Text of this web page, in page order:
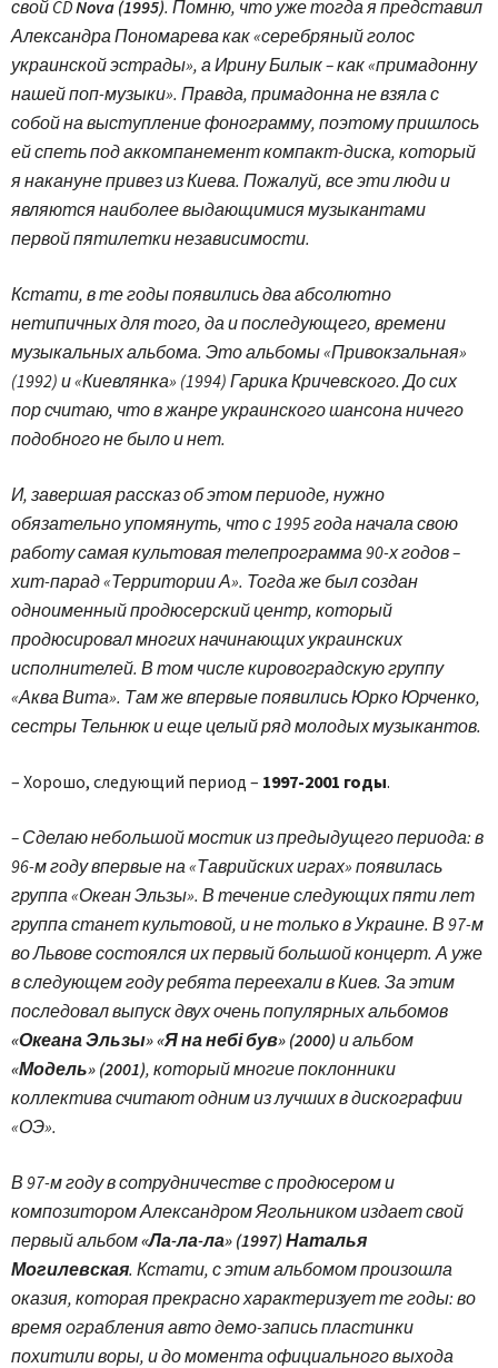
свой CDNova (1995). Помню, что уже тогда я представил
Александра Пономарева как «серебряный голос
украинской эстрады», а Ирину Билык – как «примадонну
нашей поп-музыки». Правда, примадонна не взяла с
собой на выступление фонограмму, поэтому пришлось
ей спеть под аккомпанемент компакт-диска, который
я накануне привез из Киева. Пожалуй, все эти люди и
являются наиболее выдающимися музыкантами
первой пятилетки независимости.
Кстати, в те годы появились два абсолютно
нетипичных для того, да и последующего, времени
музыкальных альбома. Это альбомы «Привокзальная»
(1992) и «Киевлянка» (1994) Гарика Кричевского. До сих
пор считаю, что в жанре украинского шансона ничего
подобного не было и нет.
И, завершая рассказ об этом периоде, нужно
обязательно упомянуть, что с 1995 года начала свою
работу самая культовая телепрограмма 90-х годов –
хит-парад «Территории А». Тогда же был создан
одноименный продюсерский центр, который
продюсировал многих начинающих украинских
исполнителей. В том числе кировоградскую группу
«Аква Вита». Там же впервые появились Юрко Юрченко,
сестры Тельнюк и еще целый ряд молодых музыкантов.
– Хорошо, следующий период – 1997-2001 годы.
– Сделаю небольшой мостик из предыдущего периода: в
96-м году впервые на «Таврийских играх» появилась
группа «Океан Эльзы». В течение следующих пяти лет
группа станет культовой, и не только в Украине. В 97-м
во Львове состоялся их первый большой концерт. А уже
в следующем году ребята переехали в Киев. За этим
последовал выпуск двух очень популярных альбомов
«Океана Эльзы» «Я на небі був» (2000)и альбом
«Модель» (2001), который многие поклонники
коллектива считают одним из лучших в дискографии
«ОЭ».
В 97-м году в сотрудничестве с продюсером и
композитором Александром Ягольником издает свой
первый альбом«Ла-ла-ла» (1997) Наталья
Могилевская. Кстати, с этим альбомом произошла
оказия, которая прекрасно характеризует те годы: во
время ограбления авто демо-запись пластинки
похитили воры, и до момента официального выхода